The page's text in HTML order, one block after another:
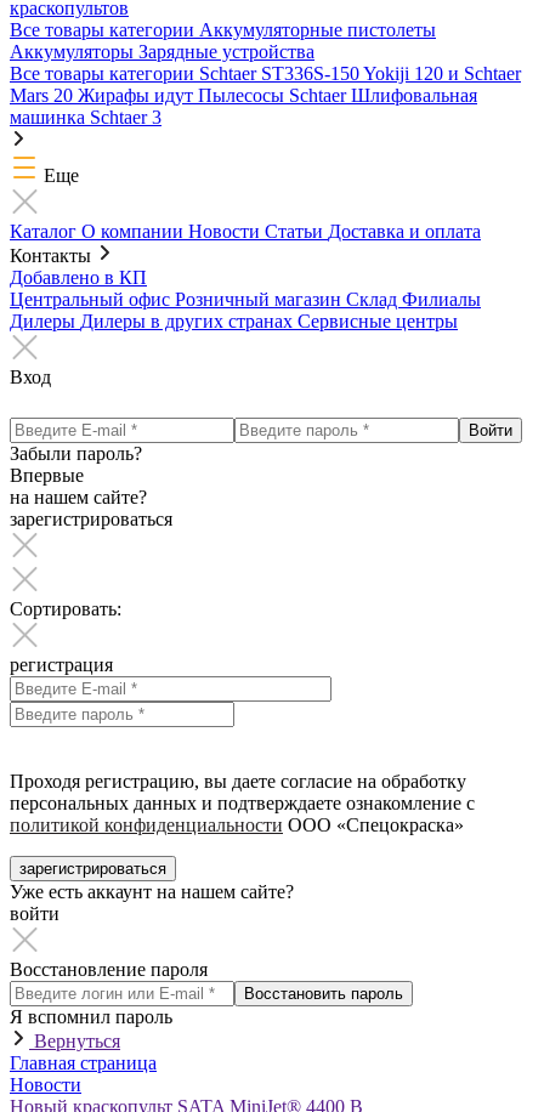
краскопультов
Все товары категории Аккумуляторные пистолеты
Аккумуляторы Зарядные устройства
Все товары категории Schtaer ST336S-150Yokiji 120 и Schtaer
Mars 20 Жирафы идут Пылесосы SchtaerШлифовальная
машинка Schtaer 3
Еще
Каталог О компании Новости Статьи Доставка и оплата
Контакты
Добавлено в КП
Центральный офис Розничный магазин Склад Филиалы
Дилеры Дилеры в других странах Сервисные центры
Вход
Забыли пароль?
Впервые
на нашем сайте?
зарегистрироваться
Сортировать:
регистрация
Проходя регистрацию, вы даете согласие на обработку
персональных данных и подтверждаете ознакомление с
политикой конфиденциальности ООО «Спецокраска»
зарегистрироваться
Уже есть аккаунт на нашем сайте?
войти
Восстановление пароля
Восстановить пароль
Я вспомнил пароль
Вернуться
Главная страница
Новости
Новый краскопульт SATA MiniJet® 4400 B